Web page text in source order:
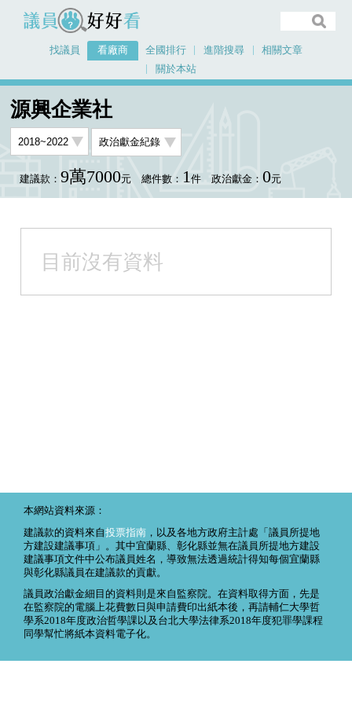
議員好好看
找議員 看廠商 全國排行 進階搜尋
相關文章
關於本站
源興企業社
建議款： 9萬7000元 總件數： 1件 政治獻金： 0元
目前沒有資料
本網站資料來源：
建議款的資料來自投票指南 ，以及各地方政府主計處「議員所提地
方建設建議事項」。其中宜蘭縣、彰化縣並無在議員所提地方建設
建議事項文件中公布議員姓名，導致無法透過統計得知每個宜蘭縣
與彰化縣議員在建議款的貢獻。
議員政治獻金細目的資料則是來自監察院。在資料取得方面，先是
在監察院的電腦上花費數日與申請費印出紙本後，再請輔仁大學哲
學系2018年度政治哲學課以及台北大學法律系2018年度犯罪學課程
同學幫忙將紙本資料電子化。